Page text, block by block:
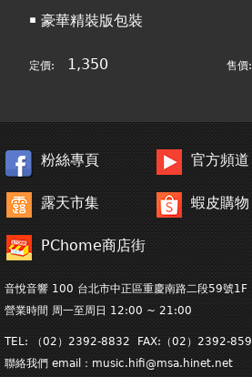
￭ 豪華精裝版包裝
定價: 1,350 售價:
粉絲專頁 官方頻道
露天市集 蝦皮購物
PChome商店街
音悅音響 100 台北市中正區重慶南路二段59號1F
營業時間 周一至周日 12:00 ~ 21:00
TEL: （02）2392-8832 FAX:（02）2392-
聯絡我們 email： music.hifi@msa.hinet.net